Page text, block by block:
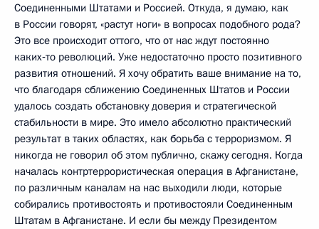
Соединенными Штатами и Россией. Откуда, я думаю, как
в России говорят, «растут ноги» в вопросах подобного рода?
Это все происходит оттого, что от нас ждут постоянно
каких‑то революций. Уже недостаточно просто позитивного
развития отношений. Я хочу обратить ваше внимание на то,
что благодаря сближению Соединенных Штатов и России
удалось создать обстановку доверия и стратегической
стабильности в мире. Это имело абсолютно практический
результат в таких областях, как борьба с терроризмом. Я
никогда не говорил об этом публично, скажу сегодня. Когда
началась контртеррористическая операция в Афганистане,
по различным каналам на нас выходили люди, которые
собирались противостоять и противостояли Соединенным
Штатам в Афганистане. И если бы между Президентом